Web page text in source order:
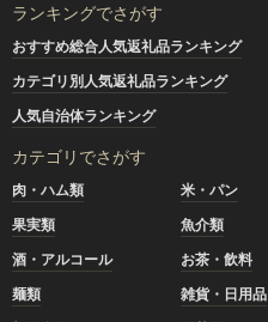
ランキングでさがす
おすすめ総合人気返礼品ランキング
カテゴリ別人気返礼品ランキング
人気自治体ランキング
カテゴリでさがす
肉・ハム類 米・パン
果実類
魚介類
酒・アルコール
お茶・飲料
麺類
雑貨・日用品